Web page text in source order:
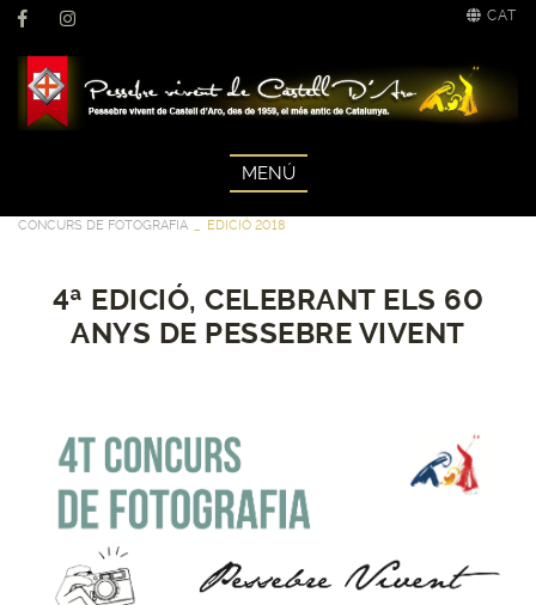
CAT
MENÚ
CONCURS DE FOTOGRAFIA EDICIÓ 2018
4ª EDICIÓ, CELEBRANT ELS 60
ANYS DE PESSEBRE VIVENT